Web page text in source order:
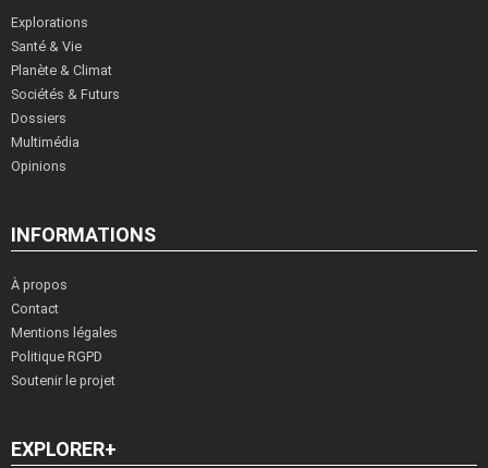
Explorations
Santé & Vie
Planète & Climat
Sociétés & Futurs
Dossiers
Multimédia
Opinions
INFORMATIONS
À propos
Contact
Mentions légales
Politique RGPD
Soutenir le projet
EXPLORER+